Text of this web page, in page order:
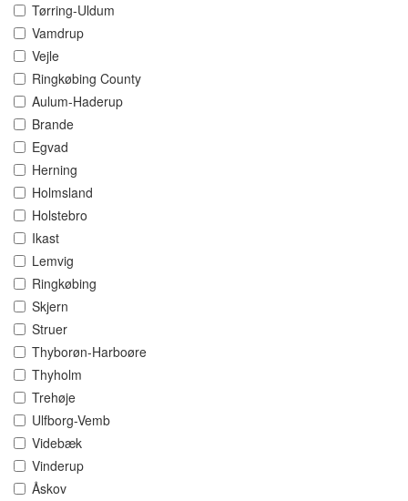
Tørring-Uldum
Vamdrup
Vejle
Ringkøbing County
Aulum-Haderup
Brande
Egvad
Herning
Holmsland
Holstebro
Ikast
Lemvig
Ringkøbing
Skjern
Struer
Thyborøn-Harboøre
Thyholm
Trehøje
Ulfborg-Vemb
Videbæk
Vinderup
Åskov